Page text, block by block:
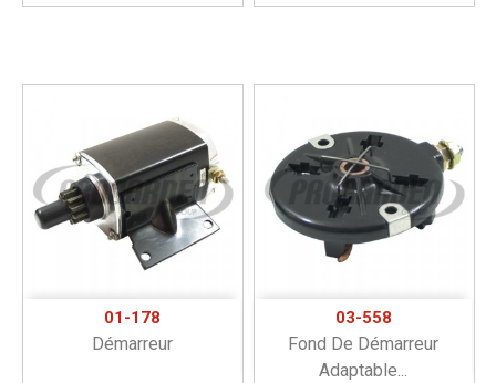
01-178
Démarreur
03-558
Fond De Démarreur
Adaptable...